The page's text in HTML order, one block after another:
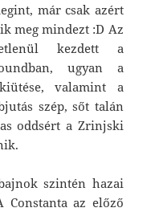
már csak azért
meg mindezt :D Az
kezdett a
ugyan a
valamint a
szép, sőt talán
oddsért a Zrinjski
szintén hazai
az előző